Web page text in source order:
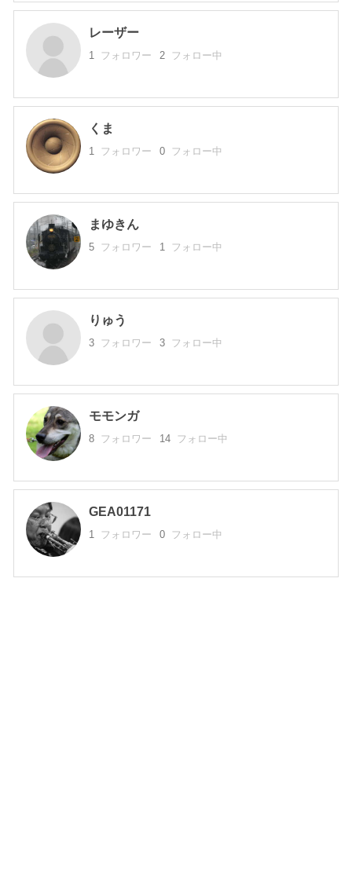
レーザー
1 フォロワー 2 フォロー中
くま
1 フォロワー 0 フォロー中
まゆきん
5 フォロワー 1 フォロー中
りゅう
3 フォロワー 3 フォロー中
モモンガ
8 フォロワー 14 フォロー中
GEA01171
1 フォロワー 0 フォロー中